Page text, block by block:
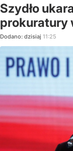
Szydło
prokuratury
Dodano: dzisiaj 11:25